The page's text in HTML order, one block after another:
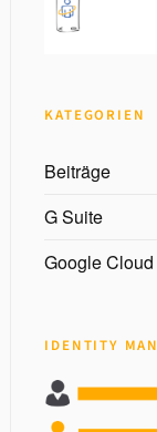
KATEGORIEN
Beiträge
G Suite
Google Cloud
IDENTITY